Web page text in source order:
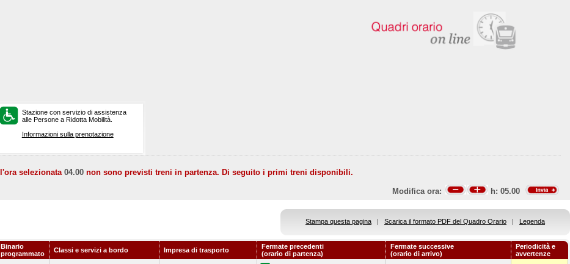
Stazione con servizio di assistenza
alle Persone a Ridotta Mobilità.
Informazioni sulla prenotazione
selezionata04.00 non sono previsti treni in partenza. Di seguito i primi treni disponibili.
Modifica ora: h: 05.00
Stampa questa pagina | Scarica il formato PDF del Quadro Orario | Legenda
Binario
programmato
Classi e servizi a bordo Impresa di trasporto
Fermate precedenti
(orario di partenza)
Fermate successive
(orario di arrivo)
Periodicità e
avvertenze